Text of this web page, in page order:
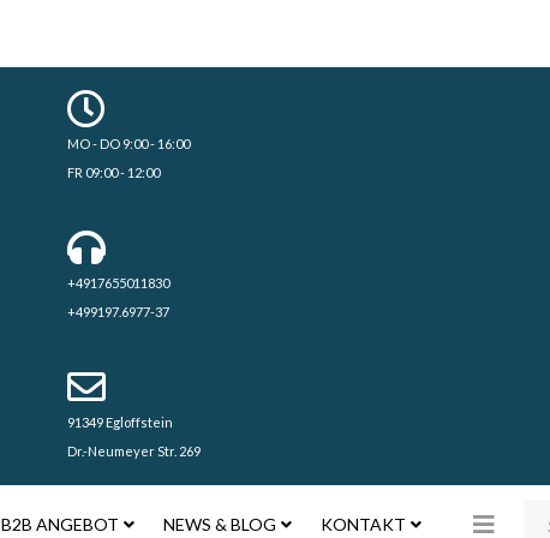
MO - DO 9:00 - 16:00
FR 09:00 - 12:00
+4917655011830
+499197.6977-37
91349 Egloffstein
Dr.-Neumeyer Str. 269
B2B ANGEBOT NEWS & BLOG KONTAKT